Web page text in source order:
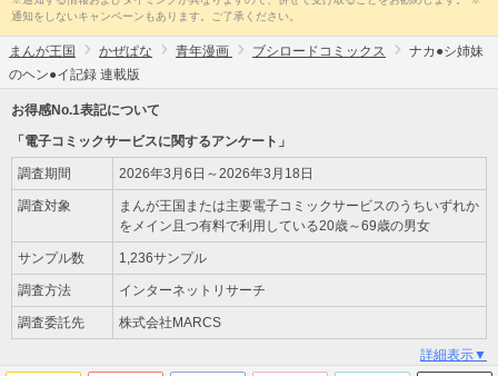
通知をしないキャンペーンもあります。ご了承ください。
まんが王国 かぜぱな 青年漫画 ブシロードコミックス
ナカ●シ姉妹
のヘン●イ記録 連載版
お得感No.1表記について
「電子コミックサービスに関するアンケート」
調査期間 2026年3月6日～2026年3月18日
調査対象
まんが王国または主要電子コミックサービスのうちいずれか
をメイン且つ有料で利用している20歳～69歳の男女
サンプル数 1,236サンプル
調査方法 インターネットリサーチ
調査委託先 株式会社MARCS
詳細表示▼